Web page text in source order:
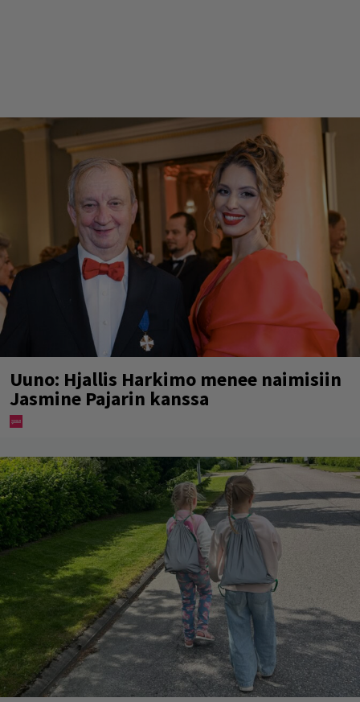
Uuno: Hjallis Harkimo menee naimisiin
Jasmine Pajarin kanssa